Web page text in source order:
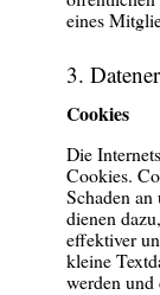
eines
3.
Cookies
Die
Cookies.
Schaden
dienen
effektiver
kleine
werden